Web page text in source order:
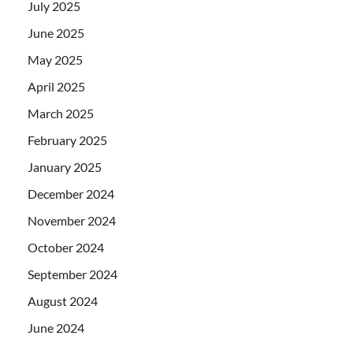
July 2025
June 2025
May 2025
April 2025
March 2025
February 2025
January 2025
December 2024
November 2024
October 2024
September 2024
August 2024
June 2024